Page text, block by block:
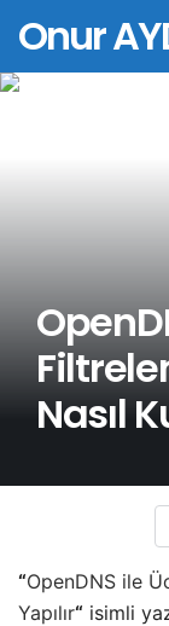
Onur
Nasıl
“OpenDNS ile
Yapılır“ isimli